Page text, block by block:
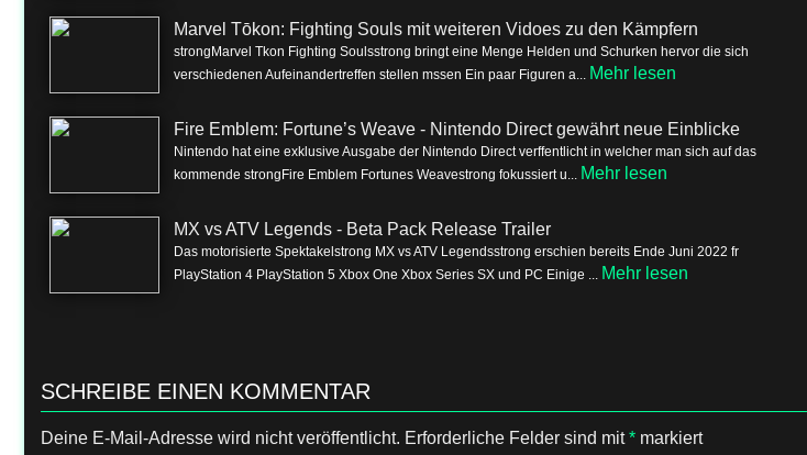
Marvel Tōkon: Fighting Souls mit weiteren Vidoes zu den Kämpfern
strongMarvel Tkon Fighting Soulsstrong bringt eine Menge Helden und Schurken hervor die sich
verschiedenen Aufeinandertreffen stellen mssen Ein paar Figuren a... Mehr lesen
Fire Emblem: Fortune’s Weave - Nintendo Direct gewährt neue Einblicke
Nintendo hat eine exklusive Ausgabe der Nintendo Direct verffentlicht in welcher man sich auf das
kommende strongFire Emblem Fortunes Weavestrong fokussiert u... Mehr lesen
MX vs ATV Legends - Beta Pack Release Trailer
Das motorisierte Spektakelstrong MX vs ATV Legendsstrong erschien bereits Ende Juni 2022 fr
PlayStation 4 PlayStation 5 Xbox One Xbox Series SX und PC Einige ... Mehr lesen
SCHREIBE EINEN KOMMENTAR
Deine E-Mail-Adresse wird nicht veröffentlicht. Erforderliche Felder sind mit* markiert